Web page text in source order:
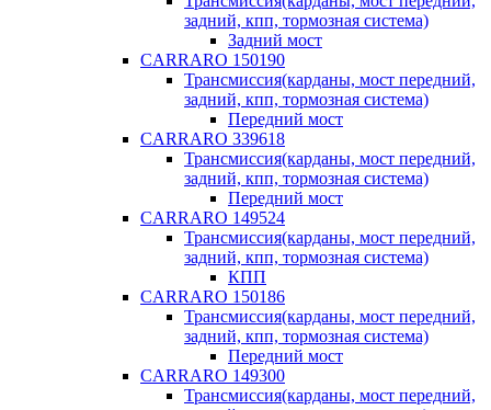
задний, кпп, тормозная система)
Задний мост
CARRARO 150190
Трансмиссия(карданы, мост передний,
задний, кпп, тормозная система)
Передний мост
CARRARO 339618
Трансмиссия(карданы, мост передний,
задний, кпп, тормозная система)
Передний мост
CARRARO 149524
Трансмиссия(карданы, мост передний,
задний, кпп, тормозная система)
КПП
CARRARO 150186
Трансмиссия(карданы, мост передний,
задний, кпп, тормозная система)
Передний мост
CARRARO 149300
Трансмиссия(карданы, мост передний,